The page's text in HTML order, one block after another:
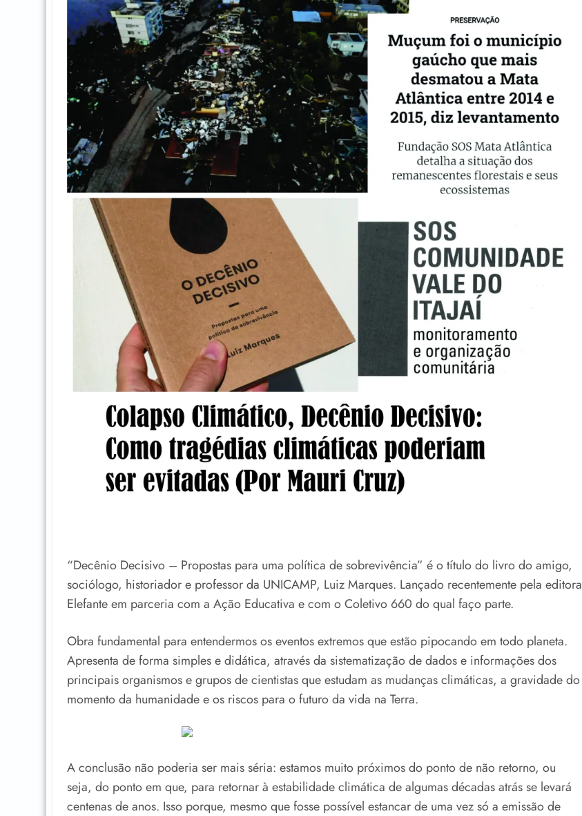
“Decênio Decisivo – Propostas para uma política de sobrevivência” é o título do livro do amigo,
sociólogo, historiador e professor da UNICAMP, Luiz Marques. Lançado recentemente pela editora
Elefante em parceria com a Ação Educativa e com o Coletivo 660 do qual faço parte.
Obra fundamental para entendermos os eventos extremos que estão pipocando em todo planeta.
Apresenta de forma simples e didática, através da sistematização de dados e informações dos
principais organismos e grupos de cientistas que estudam as mudanças climáticas, a gravidade do
momento da humanidade e os riscos para o futuro da vida na Terra.
A conclusão não poderia ser mais séria: estamos muito próximos do ponto de não retorno, ou
seja, do ponto em que, para retornar à estabilidade climática de algumas décadas atrás se levará
centenas de anos. Isso porque, mesmo que fosse possível estancar de uma vez só a emissão de